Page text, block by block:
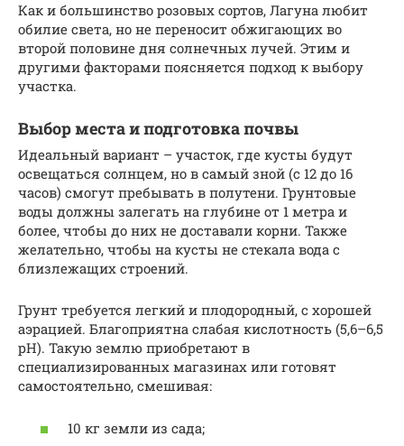
Как и большинство розовых сортов, Лагуна любит
обилие света, но не переносит обжигающих во
второй половине дня солнечных лучей. Этим и
другими факторами поясняется подход к выбору
участка.
Выбор места и подготовка почвы
Идеальный вариант – участок, где кусты будут
освещаться солнцем, но в самый зной (с 12 до 16
часов) смогут пребывать в полутени. Грунтовые
воды должны залегать на глубине от 1 метра и
более, чтобы до них не доставали корни. Также
желательно, чтобы на кусты не стекала вода с
близлежащих строений.
Грунт требуется легкий и плодородный, с хорошей
аэрацией. Благоприятна слабая кислотность (5,6–6,5
рH). Такую землю приобретают в
специализированных магазинах или готовят
самостоятельно, смешивая:
10 кг земли из сада;